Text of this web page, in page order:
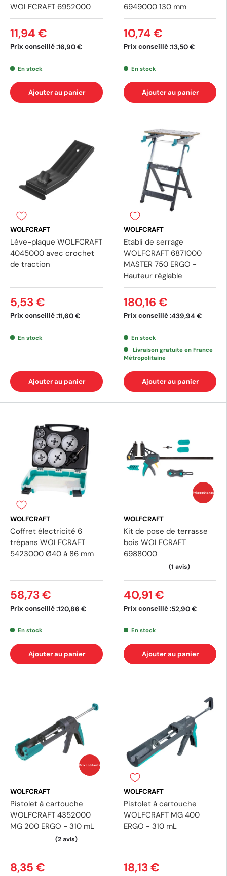
WOLFCRAFT 6952000
Prix conseillé :16,90 €
11,94 €
En stock
Ajouter au panier
6949000 130 mm
Prix conseillé :13,50 €
10,74 €
En stock
Ajouter au panier
WOLFCRAFT
Lève-plaque WOLFCRAFT
4045000 avec crochet
de traction
Prix conseillé :11,60 €
5,53 €
En stock
Ajouter au panier
WOLFCRAFT
Etabli de serrage
WOLFCRAFT 6871000
MASTER 750 ERGO -
Hauteur réglable
Prix conseillé :439,94 €
180,16 €
En stock
Livraison gratuite en France
Métropolitaine
Ajouter au panier
WOLFCRAFT
Coffret électricité 6
trépans WOLFCRAFT
5423000 Ø40 à 86 mm
Prix conseillé :120,86 €
58,73 €
En stock
Ajouter au panier
Prix coûtants
WOLFCRAFT
Kit de pose de terrasse
bois WOLFCRAFT
6988000
Prix conseillé :52,90 €
40,91 €
En stock
Ajouter au panier
Prix coûtants
WOLFCRAFT
Pistolet à cartouche
WOLFCRAFT 4352000
MG 200 ERGO - 310 mL
8,35 €
WOLFCRAFT
Pistolet à cartouche
WOLFCRAFT MG 400
ERGO - 310 mL
18,13 €